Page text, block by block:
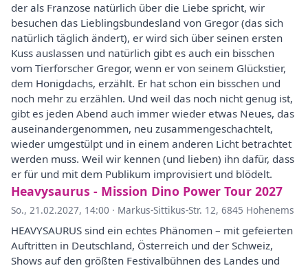
der als Franzose natürlich über die Liebe spricht, wir
besuchen das Lieblingsbundesland von Gregor (das sich
natürlich täglich ändert), er wird sich über seinen ersten
Kuss auslassen und natürlich gibt es auch ein bisschen
vom Tierforscher Gregor, wenn er von seinem Glückstier,
dem Honigdachs, erzählt. Er hat schon ein bisschen und
noch mehr zu erzählen. Und weil das noch nicht genug ist,
gibt es jeden Abend auch immer wieder etwas Neues, das
auseinandergenommen, neu zusammengeschachtelt,
wieder umgestülpt und in einem anderen Licht betrachtet
werden muss. Weil wir kennen (und lieben) ihn dafür, dass
er für und mit dem Publikum improvisiert und blödelt.
Heavysaurus - Mission Dino Power Tour 2027
So., 21.02.2027, 14:00 · Markus-Sittikus-Str. 12, 6845 Hohenems
HEAVYSAURUS sind ein echtes Phänomen – mit gefeierten
Auftritten in Deutschland, Österreich und der Schweiz,
Shows auf den größten Festivalbühnen des Landes und